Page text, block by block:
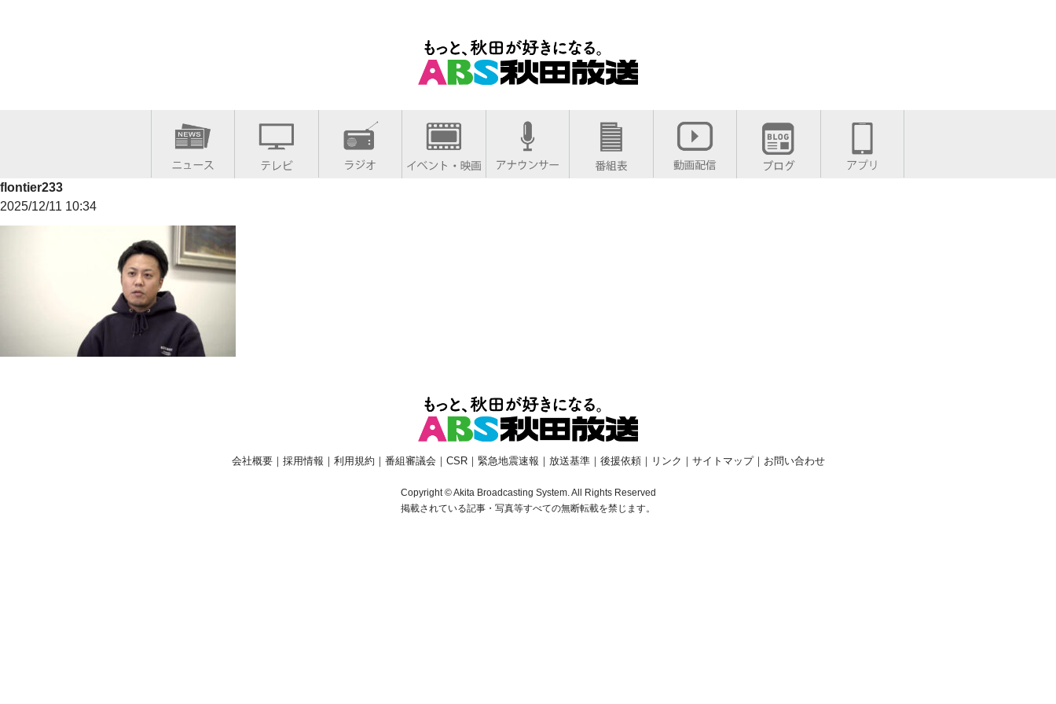
flontier233
2025/12/11 10:34
会社概要｜ 採用情報 ｜ 利用規約 ｜ 番組審議会 ｜ CSR｜ 緊急地震速報 ｜ 放送基準｜ 後援依頼｜ リンク ｜ サイトマップ｜ お問い合わせ
Copyright © Akita Broadcasting System. All Rights Reserved
掲載されている記事・写真等すべての無断転載を禁じます。